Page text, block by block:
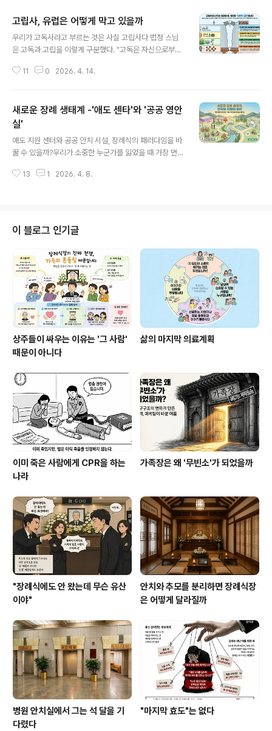
고립사, 유럽은 어떻게 막고 있을까
우리가 고독사라고 부르는 것은 사실 고립사다 법정 스님
은 고독과 고립을 이렇게 구분했다. "고독은 자신으로부터
고 즐기며 자신과 대화하는 시간이다. 고독은 스스로가 선
부터 버림받은 것이다. 고립은 함께 있어도 막혀 있다." 짧
은 말이지만 핵심이 담겨 있다. 고독은 내가 선택한 홀로 있
음이고, 고립은 관계에서 잘려나간 상태다. 고독한 사람은
세상을 향해 열려 있고, 고립된 사람은 세상으로부터 닫혀
시행된 「고독사 예방 및 관리에 관한 법률」. 매년 발표되는
11 0 2026. 4. 14.
새로운 장례 생태계 -'애도 센타'와 '공공 영안
실'
애도 지원 센터와 공공 안치 시설, 장례식의 패러다임을 바
꿀 수 있을까?우리가 소중한 누군가를 잃었을 때 가장 먼저
'병원 장례식장'으로 귀결됩니다. 빈소를 차리고, 조문을 받
처리하는 공간이 되었습니다.그런데 영국에는 이와는 조금
다른 개념의 공간이 존재합니다. 바로 애도 지원 센터(Ber
eavement Centre)입니다. 애도 지원 센터란 무엇인
가'Bereavement'는 단순히 '죽음'이라는 단편적인 사건
을 넘어, 그 죽음으로 인해 남겨진 사람들이 겪게 되는 상실
의 경험 전체를 ..
13 1 2026. 4. 8.
이 블로그 인기글
상주들이 싸우는 이유는 '그 사람'
때문이 아니다
삶의 마지막 의료계획
이미 죽은 사람에게 CPR을 하는
나라
가족장은 왜 '무빈소'가 되었을까
"장례식에도 안 왔는데 무슨 유산
이야"
안치와 추모를 분리하면 장례식장
은 어떻게 달라질까
병원 안치실에서 그는 석 달을 기
다렸다
"마지막 효도"는 없다